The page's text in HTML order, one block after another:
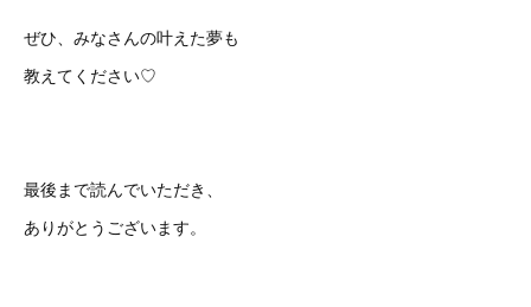
ぜひ、みなさんの叶えた夢も
教えてください♡
最後まで読んでいただき、
ありがとうございます。